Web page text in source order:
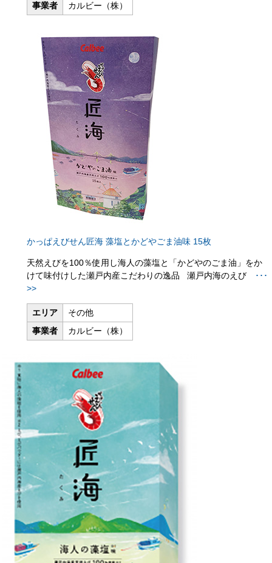
事業者
カルビー（株）
かっぱえびせん匠海 藻塩とかどやごま油味 15枚
天然えびを100％使用し海人の藻塩と「かどやのごま油」をか
けて味付けした瀬戸内産こだわりの逸品 瀬戸内海のえび
･･･
>>
エリア
その他
事業者
カルビー（株）